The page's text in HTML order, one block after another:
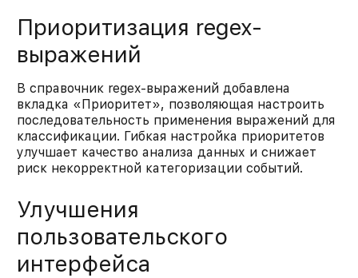
Приоритизация regex-
выражений
В справочник regex-выражений добавлена
вкладка «Приоритет», позволяющая настроить
последовательность применения выражений для
классификации. Гибкая настройка приоритетов
улучшает качество анализа данных и снижает
риск некорректной категоризации событий.​
Улучшения
пользовательского
интерфейса